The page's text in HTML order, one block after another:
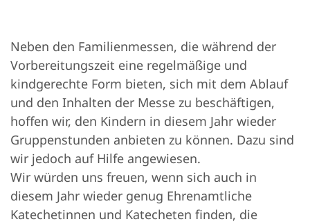
Neben den Familienmessen, die während der
Vorbereitungszeit eine regelmäßige und
kindgerechte Form bieten, sich mit dem Ablauf
und den Inhalten der Messe zu beschäftigen,
hoffen wir, den Kindern in diesem Jahr wieder
Gruppenstunden anbieten zu können. Dazu sind
wir jedoch auf Hilfe angewiesen.
Wir würden uns freuen, wenn sich auch in
diesem Jahr wieder genug Ehrenamtliche
Katechetinnen und Katecheten finden, die